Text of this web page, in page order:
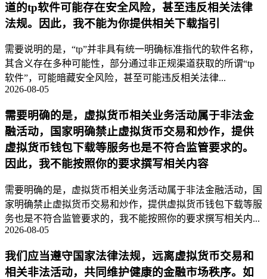
道的tp软件可能存在安全风险，甚至违反相关法律
法规。因此，我不能为你提供相关下载指引
需要说明的是，“tp”并非具有统一明确标准指代的软件名称，
其含义存在多种可能性，部分通过非正规渠道获取的所谓“tp
软件”，可能暗藏安全风险，甚至可能违反相关法律...
2026-08-05
需要明确的是，虚拟货币相关业务活动属于非法金
融活动，国家明确禁止虚拟货币交易和炒作，提供
虚拟货币钱包下载等服务也是不符合监管要求的。
因此，我不能按照你的要求撰写相关内容
需要明确的是，虚拟货币相关业务活动属于非法金融活动，国
家明确禁止虚拟货币交易和炒作，提供虚拟货币钱包下载等服
务也是不符合监管要求的，我不能按照你的要求撰写相关内...
2026-08-05
我们应当遵守国家法律法规，远离虚拟货币交易和
相关非法活动，共同维护健康的金融市场秩序。如